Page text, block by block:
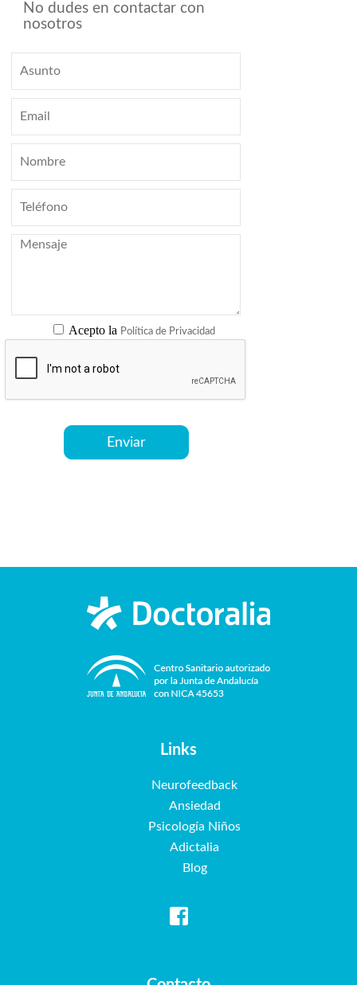
No dudes en contactar con
nosotros
Acepto la Política de Privacidad
Links
Neurofeedback
Ansiedad
Psicología Niños
Adictalia
Blog